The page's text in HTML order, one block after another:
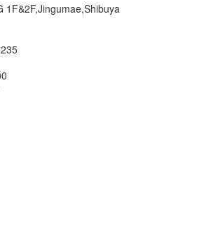
1F&2F,Jingumae,Shibuya